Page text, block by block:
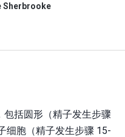
Sherbrooke
括圆形（精子发生步骤
细胞（精子发生步骤 15-